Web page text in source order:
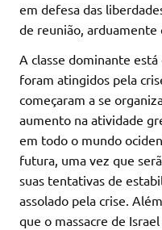
em defesa das
de reunião, arduamente
A classe dominante
foram atingidos pela
começaram a se
aumento na atividade
em todo o mundo
futura, uma vez que
suas tentativas de
assolado pela crise.
que o massacre de